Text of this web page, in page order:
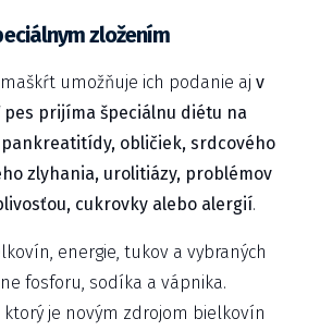
zložením
umožňuje ich podanie aj v
prijíma špeciálnu diétu na
obličiek, srdcového
zlyhania, urolitiázy, problémov
cukrovky alebo alergií.
energie, tukov a vybraných
fosforu, sodíka a vápnika.
, ktorý je novým zdrojom bielkovín